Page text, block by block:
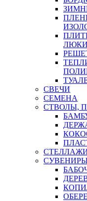
ЛЮКИ
СВЕЧИ
СЕМЕНА
СТВОЛЫ,